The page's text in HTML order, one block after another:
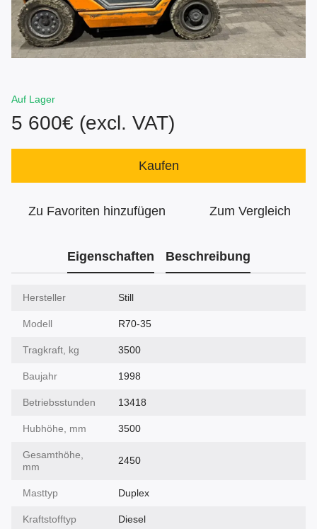
Auf Lager
5 600€ (excl. VAT)
Kaufen
Zu Favoriten hinzufügen Zum Vergleich
Eigenschaften Beschreibung
Hersteller Still
Modell R70-35
Tragkraft, kg 3500
Baujahr 1998
Betriebsstunden 13418
Hubhöhe, mm 3500
Gesamthöhe,
mm
2450
Masttyp Duplex
Kraftstofftyp Diesel